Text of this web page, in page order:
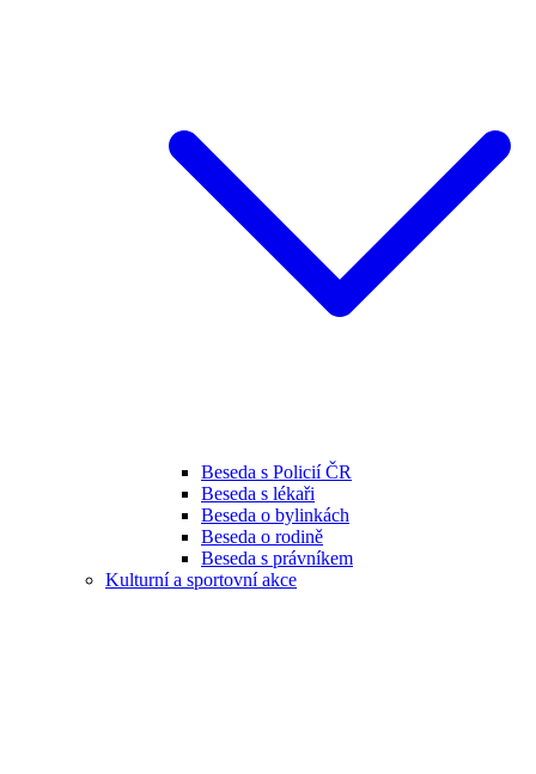
Beseda s Policií ČR
Beseda s lékaři
Beseda o bylinkách
Beseda o rodině
Beseda s právníkem
Kulturní a sportovní akce